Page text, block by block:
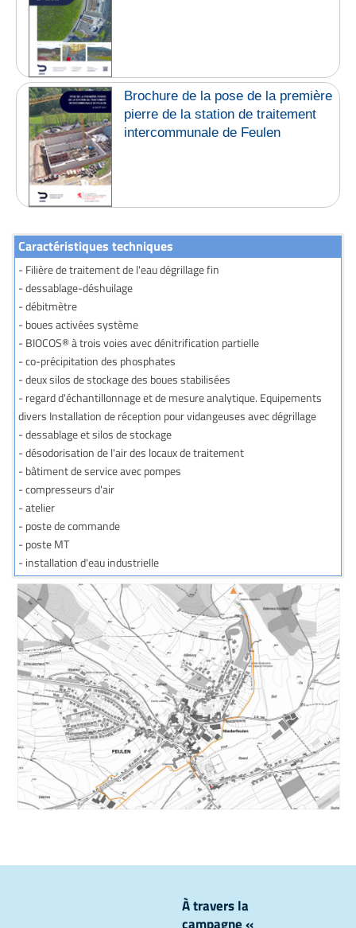
Brochure de la pose de la première
pierre de la station de traitement
intercommunale de Feulen
Caractéristiques techniques
- Filière de traitement de l'eau dégrillage fin
- dessablage-déshuilage
- débitmètre
- boues activées système
- BIOCOS® à trois voies avec dénitrification partielle
- co-précipitation des phosphates
- deux silos de stockage des boues stabilisées
- regard d'échantillonnage et de mesure analytique. Equipements
divers Installation de réception pour vidangeuses avec dégrillage
- dessablage et silos de stockage
- désodorisation de l'air des locaux de traitement
- bâtiment de service avec pompes
- compresseurs d'air
- atelier
- poste de commande
- poste MT
- installation d'eau industrielle
À travers la
campagne «